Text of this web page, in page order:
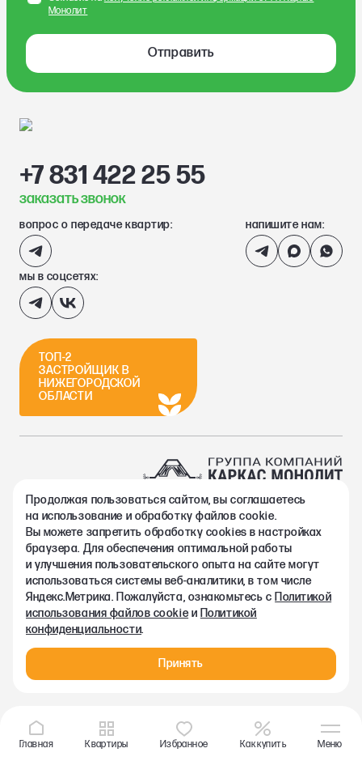
Отправить
Монолит
+7 831 422 25 55
заказать звонок
вопрос о передаче квартир: напишите нам:
мы в соцсетях:
ТОП-2
ЗАСТРОЙЩИК В
НИЖЕГОРОДСКОЙ
ОБЛАСТИ
2002-2026. Группа компаний Каркас Монолит
Политика конфиденциальности
Правовая информация
Согласие на обработку персональных данных
Согласие на получение рекламно-информационных материалов
Любая информация, представленная на данном сайте, носит
исключительно информационный характер и ни при каких
условиях не является публичной офертой, определяемой
Главная Квартиры Избранное Как купить Меню
Продолжая пользоваться сайтом, вы соглашаетесь
на использование и обработку файлов cookie.
Вы можете запретить обработку сookies в настройках
браузера. Для обеспечения оптимальной работы
и улучшения пользовательского опыта на сайте могут
использоваться системы веб-аналитики, в том числе
Яндекс.Метрика. Пожалуйста, ознакомьтесь с Политикой
использования файлов cookieи Политикой
конфиденциальности.
Принять